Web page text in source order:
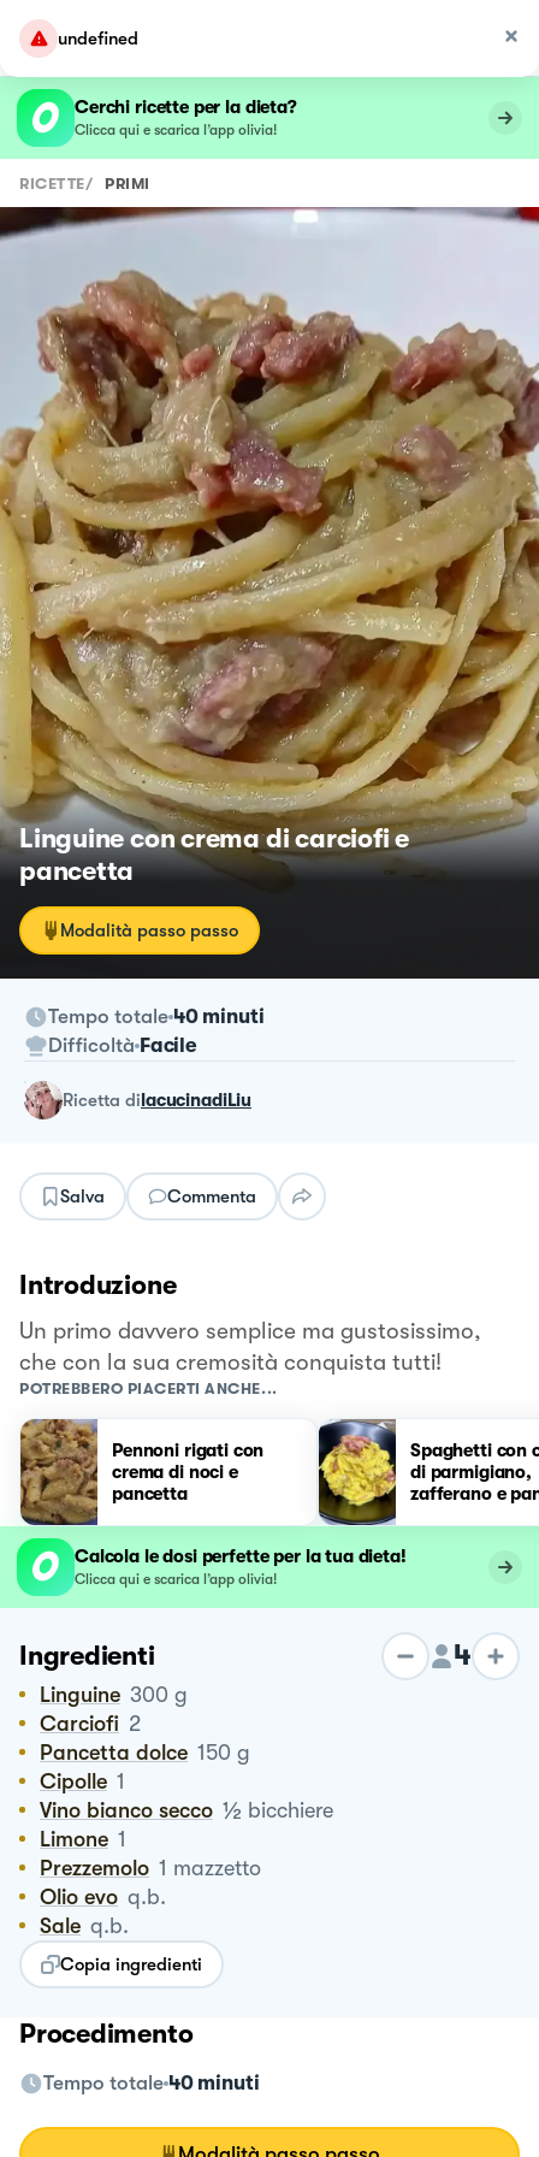
undefined
Cerchi ricette per la dieta?
Clicca qui e scarica l’app olivia!
RICETTE/ PRIMI
Linguine con crema di carciofi e
pancetta
Modalità passo passo
Tempo totale 40 minuti
Difficoltà Facile
ricetta dilacucinadiLiu
Salva Commenta
Introduzione
Un primo davvero semplice ma gustosissimo,
che con la sua cremosità conquista tutti!
POTREBBERO PIACERTI ANCHE...
Pennoni rigati con
crema di noci e
pancetta
Spaghetti con
di parmigiano,
zafferano e
Calcola le dosi perfette per la tua dieta!
Clicca qui e scarica l’app olivia!
Ingredienti 4
Linguine 300 g
Carciofi 2
Pancetta dolce 150 g
Cipolle 1
Vino bianco secco ½ bicchiere
Limone 1
Prezzemolo 1 mazzetto
Olio evo q.b.
Sale q.b.
Copia ingredienti
Procedimento
Tempo totale 40 minuti